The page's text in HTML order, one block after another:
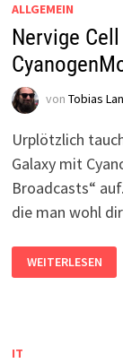
ALLGEMEIN
Nervige
von Tobias
Urplötzlich
Galaxy mit
Broadcasts“
die man wohl
CELL
BROADCAST-
WEITERLESEN
IT